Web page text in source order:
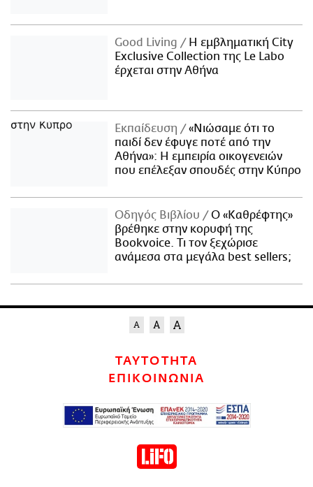
Good Living
Η εμβληματική City
Exclusive Collection της Le Labo
έρχεται στην Αθήνα
Εκπαίδευση
«Νιώσαμε ότι το
παιδί δεν έφυγε ποτέ από την
Αθήνα»: Η εμπειρία οικογενειών
που επέλεξαν σπουδές στην Κύπρο
Οδηγός Βιβλίου
Ο «Καθρέφτης»
βρέθηκε στην κορυφή της
Bookvoice. Τι τον ξεχώρισε
ανάμεσα στα μεγάλα best sellers;
ΤΑΥΤΟΤΗΤΑ
ΕΠΙΚΟΙΝΩΝΙΑ